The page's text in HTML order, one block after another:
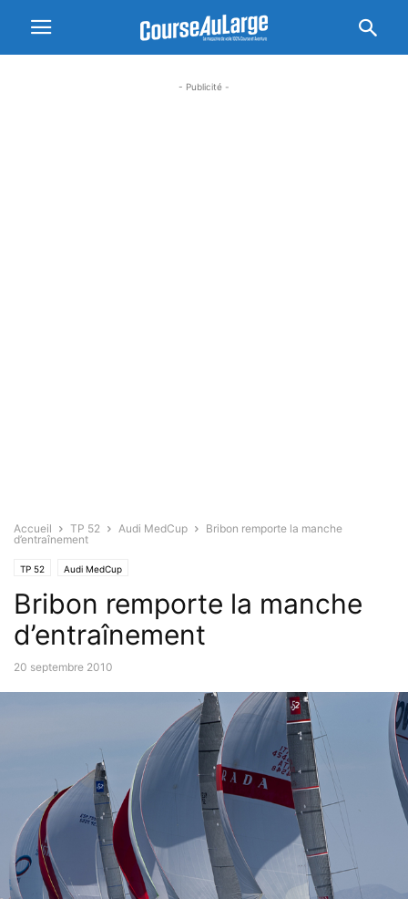
- Publicité -
Accueil TP 52 Audi MedCup
Bribon remporte la manche
d’entraînement
TP 52 Audi MedCup
Bribon remporte la manche
d’entraînement
20 septembre 2010